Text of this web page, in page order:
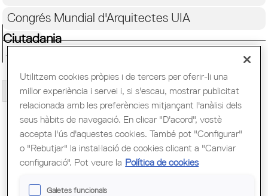
Congrés Mundial d'Arquitectes UIA
Ciutadania
Novíssims 10. Pigaa i Arjub
Utilitzem cookies pròpies i de tercers per oferir-li una
millor experiència i servei i, si s'escau, mostrar publicitat
relacionada amb les preferències mitjançant l'anàlisi dels
seus hàbits de navegació. En clicar "D'acord", vostè
accepta l'ús d'aquestes cookies. També pot "Configurar"
o "Rebutjar" la instal·lació de cookies clicant a "Canviar
configuració". Pot veure la Política de cookies
Galetes funcionals